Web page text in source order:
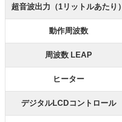
超音波出力（1リットルあたり）
動作周波数
周波数 LEAP
ヒーター
デジタルLCDコントロール